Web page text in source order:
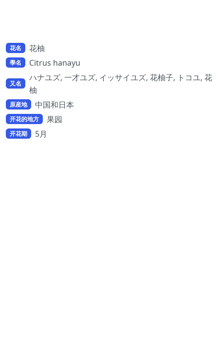
花名 花柚
學名 Citrus hanayu
又名
ハナユズ, 一才ユズ, イッサイユズ, 花柚子, トコユ, 花
柚
原産地 中国和日本
开花的地方 果园
开花期 5月